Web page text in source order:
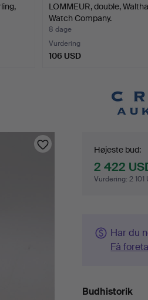
LOMMEUR, double,
Watch Company.
8 dage
Vurdering
106 USD
Budgivning
Højeste bud:
2 422
Vurdering: 2 101
Har du
Få
Budhistorik